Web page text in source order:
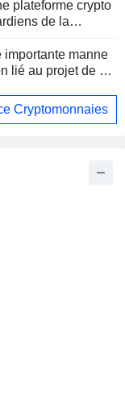
plateforme crypto
de la
importante manne
lié au projet de loi
Cryptomonnaies